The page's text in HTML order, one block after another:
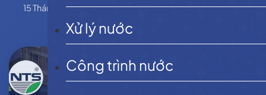
Xử lý nước
Công trình nước
15 Tháng 2, 2026 NTSE Tin tức